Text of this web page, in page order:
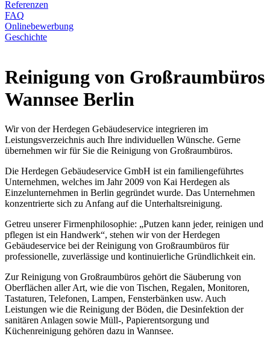
Referenzen
FAQ
Onlinebewerbung
Geschichte
Reinigung von Großraumbüros
Wannsee Berlin
Wir von der Herdegen Gebäudeservice integrieren im
Leistungsverzeichnis auch Ihre individuellen Wünsche. Gerne
übernehmen wir für Sie die Reinigung von Großraumbüros.
Die Herdegen Gebäudeservice GmbH ist ein familiengeführtes
Unternehmen, welches im Jahr 2009 von Kai Herdegen als
Einzelunternehmen in Berlin gegründet wurde. Das Unternehmen
konzentrierte sich zu Anfang auf die Unterhaltsreinigung.
Getreu unserer Firmenphilosophie: „Putzen kann jeder, reinigen und
pflegen ist ein Handwerk“, stehen wir von der Herdegen
Gebäudeservice bei der Reinigung von Großraumbüros für
professionelle, zuverlässige und kontinuierliche Gründlichkeit ein.
Zur Reinigung von Großraumbüros gehört die Säuberung von
Oberflächen aller Art, wie die von Tischen, Regalen, Monitoren,
Tastaturen, Telefonen, Lampen, Fensterbänken usw. Auch
Leistungen wie die Reinigung der Böden, die Desinfektion der
sanitären Anlagen sowie Müll-, Papierentsorgung und
Küchenreinigung gehören dazu in Wannsee.